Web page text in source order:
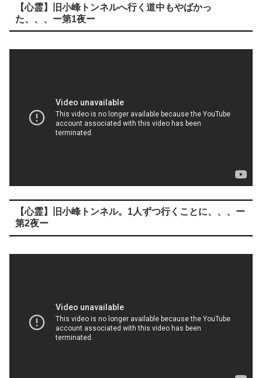
【心霊】旧小峰トンネルへ行く道中もやばかっ
た、、、ー第1夜ー
【心霊】旧小峰トンネル。1人ずつ行くことに、、、ー
第2夜ー